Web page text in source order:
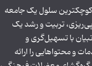
کوچکترین سلول یک جامعه
تربیت و رشد یک
با تسهیل‌گری و
و محتواهایی را ارائه